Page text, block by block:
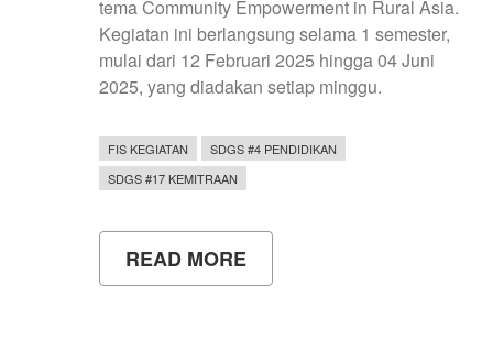
tema Community Empowerment in Rural Asia.
Kegiatan ini berlangsung selama 1 semester,
mulai dari 12 Februari 2025 hingga 04 Juni
2025, yang diadakan setiap minggu.
FIS KEGIATAN
SDGS #4 PENDIDIKAN
SDGS #17 KEMITRAAN
READ MORE
PEMBUKAAN